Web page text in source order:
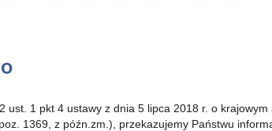
ust. 1 pkt 4 ustawy z dnia 5 lipca 2018 r. o krajowym
1369, z późn.zm.), przekazujemy Państwu